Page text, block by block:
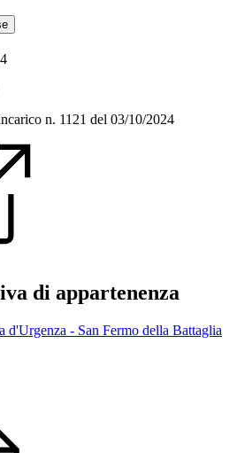
n. 1121 del 03/10/2024
di appartenenza
d'Urgenza - San Fermo della Battaglia